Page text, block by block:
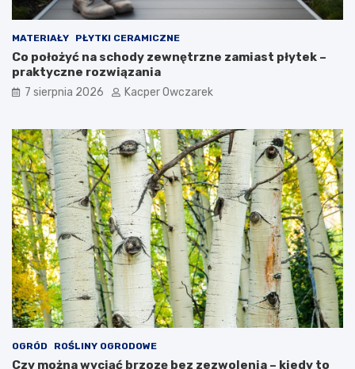
MATERIAŁY PŁYTKI CERAMICZNE
Co położyć na schody zewnętrzne zamiast płytek –
praktyczne rozwiązania
7 sierpnia 2026 Kacper Owczarek
OGRÓD ROŚLINY OGRODOWE
Czy można wyciąć brzozę bez zezwolenia – kiedy to